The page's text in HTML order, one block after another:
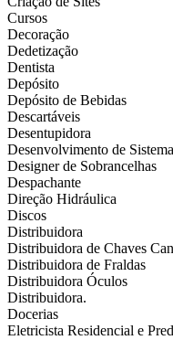
Cursos
Decoração
Dedetização
Dentista
Depósito
Depósito de Bebidas
Descartáveis
Desentupidora
Desenvolvimento de
Designer de Sobrancelhas
Despachante
Direção Hidráulica
Discos
Distribuidora
Distribuidora de Chaves
Distribuidora de Fraldas
Distribuidora Óculos
Distribuidora.
Docerias
Eletricista Residencial e